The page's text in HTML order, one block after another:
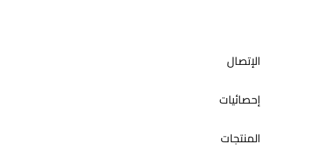
الإتصال
إحصائيات
المنتجات